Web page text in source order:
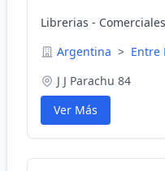
Librerias - Comerciales
Argentina > Entre
J J Parachu 84
Ver Más